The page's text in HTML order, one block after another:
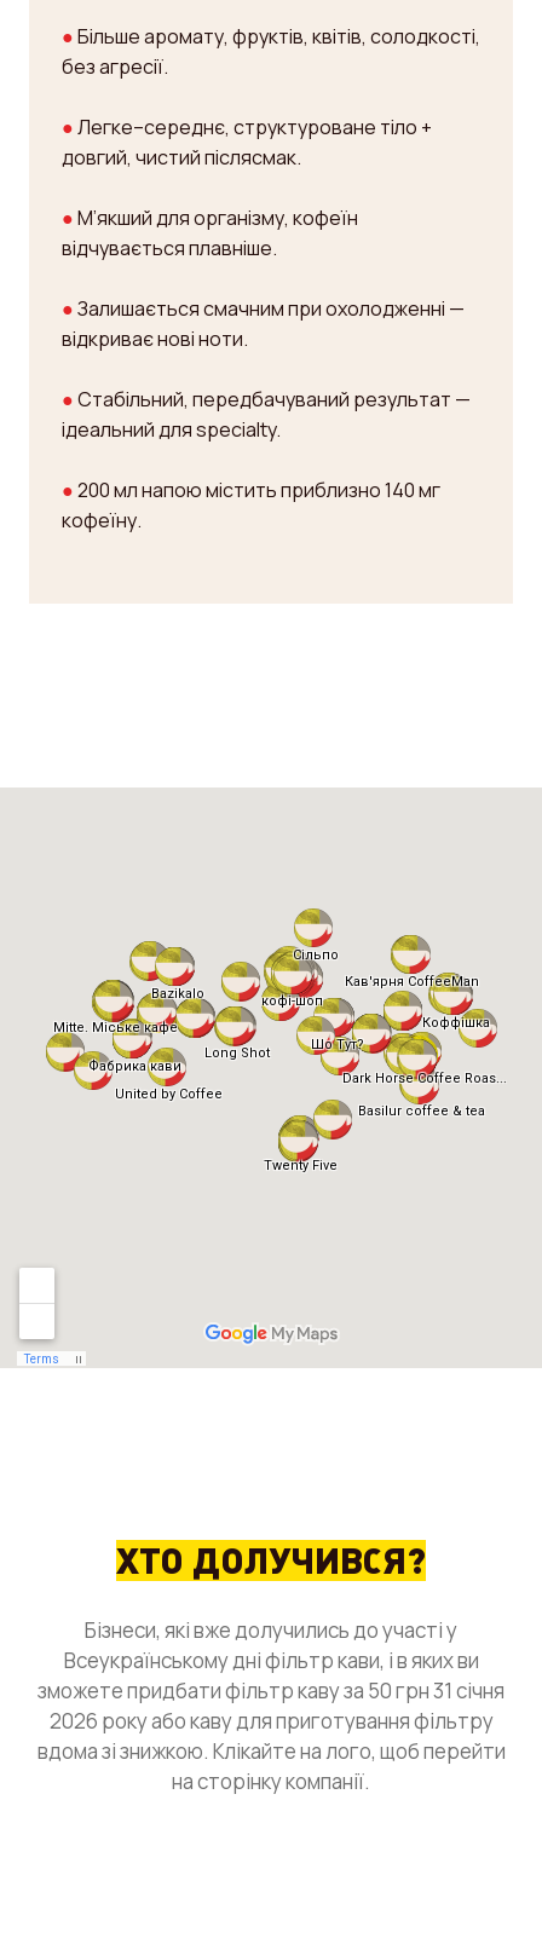
●Більше аромату, фруктів, квітів, солодкості,
без агресії.
●Легке–середнє, структуроване тіло +
довгий, чистий післясмак.
●М’якший для організму, кофеїн
відчувається плавніше.
●Залишається смачним при охолодженні —
відкриває нові ноти.
●Стабільний, передбачуваний результат —
ідеальний для specialty.
●200 мл напою містить приблизно 140 мг
кофеїну.
ХТО ДОЛУЧИВСЯ?
Бізнеси, які вже долучились до участі у
Всеукраїнському дні фільтр кави, і в яких ви
зможете придбати фільтр каву за 50 грн 31 січня
2026 року або каву для приготування фільтру
вдома зі знижкою. Клікайте на лого, щоб перейти
на сторінку компанії.